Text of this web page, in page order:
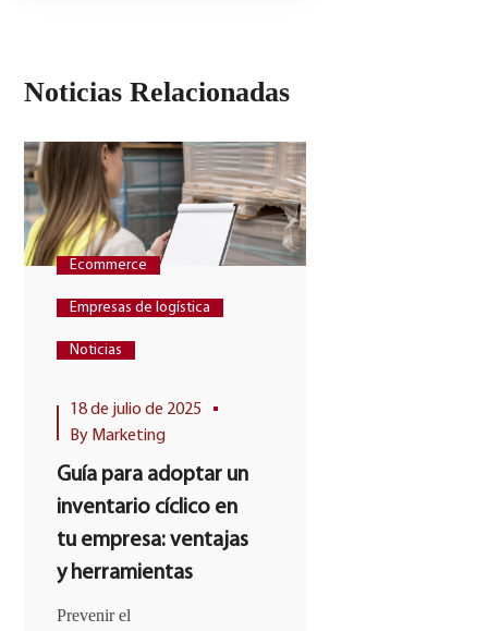
Noticias Relacionadas
Ecommerce
Empresas de logística
Noticias
18 de julio de 2025
By Marketing
Guía para adoptar un
inventario cíclico en
tu empresa: ventajas
y herramientas
Prevenir el